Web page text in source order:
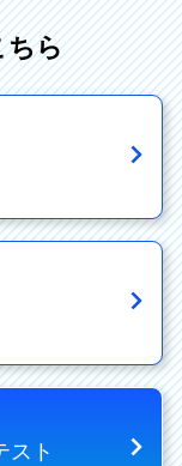
ちら
スト